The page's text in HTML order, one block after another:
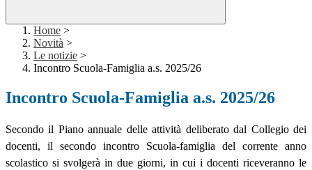
Home >
Novità >
Le notizie >
Incontro Scuola-Famiglia a.s. 2025/26
Incontro Scuola-Famiglia a.s. 2025/26
Secondo il Piano annuale delle attività deliberato dal Collegio dei
docenti, il secondo incontro Scuola-famiglia del corrente anno
scolastico si svolgerà in due giorni, in cui i docenti riceveranno le